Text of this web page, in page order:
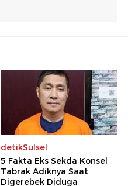
detikSulsel
5 Fakta Eks Sekda Konsel
Tabrak Adiknya Saat
Digerebek Diduga